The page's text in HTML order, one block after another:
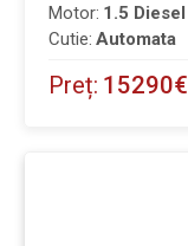
Motor: 1.5 Diesel
Cutie: Automata
Preț: 15290€